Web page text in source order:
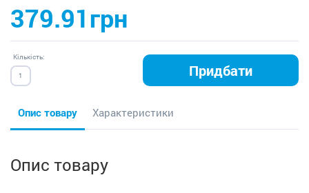
379.91грн
Кількість:
Придбати
Опис товару Характеристики
Опис товару